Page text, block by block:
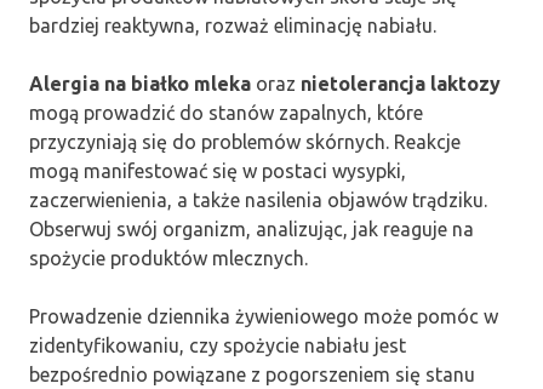
bardziej reaktywna, rozważ eliminację nabiału.
Alergia na białko mleka oraz nietolerancja laktozy
mogą prowadzić do stanów zapalnych, które
przyczyniają się do problemów skórnych. Reakcje
mogą manifestować się w postaci wysypki,
zaczerwienienia, a także nasilenia objawów trądziku.
Obserwuj swój organizm, analizując, jak reaguje na
spożycie produktów mlecznych.
Prowadzenie dziennika żywieniowego może pomóc w
zidentyfikowaniu, czy spożycie nabiału jest
bezpośrednio powiązane z pogorszeniem się stanu